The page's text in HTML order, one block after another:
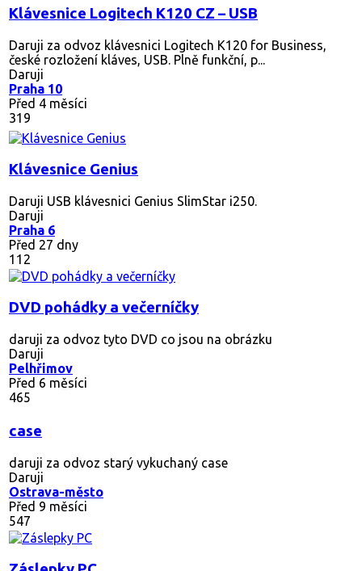
Klávesnice Logitech K120 CZ – USB
Daruji za odvoz klávesnici Logitech K120 for Business,
české rozložení kláves, USB. Plně funkční, p...
Daruji
Praha 10
Před 4 měsíci
319
Klávesnice Genius
Daruji USB klávesnici Genius SlimStar i250.
Daruji
Praha 6
Před 27 dny
112
DVD pohádky a večerníčky
daruji za odvoz tyto DVD co jsou na obrázku
Daruji
Pelhřimov
Před 6 měsíci
465
case
daruji za odvoz starý vykuchaný case
Daruji
Ostrava-město
Před 9 měsíci
547